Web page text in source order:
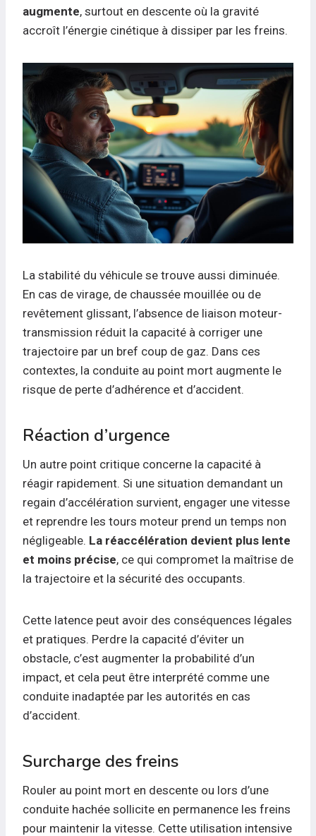
augmente, surtout en descente où la gravité
accroît l’énergie cinétique à dissiper par les freins.
La stabilité du véhicule se trouve aussi diminuée.
En cas de virage, de chaussée mouillée ou de
revêtement glissant, l’absence de liaison moteur-
transmission réduit la capacité à corriger une
trajectoire par un bref coup de gaz. Dans ces
contextes, la conduite au point mort augmente le
risque de perte d’adhérence et d’accident.
Réaction d’urgence
Un autre point critique concerne la capacité à
réagir rapidement. Si une situation demandant un
regain d’accélération survient, engager une vitesse
et reprendre les tours moteur prend un temps non
négligeable. La réaccélération devient plus lente
et moins précise, ce qui compromet la maîtrise de
la trajectoire et la sécurité des occupants.
Cette latence peut avoir des conséquences légales
et pratiques. Perdre la capacité d’éviter un
obstacle, c’est augmenter la probabilité d’un
impact, et cela peut être interprété comme une
conduite inadaptée par les autorités en cas
d’accident.
Surcharge des freins
Rouler au point mort en descente ou lors d’une
conduite hachée sollicite en permanence les freins
pour maintenir la vitesse. Cette utilisation intensive